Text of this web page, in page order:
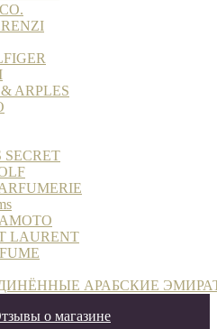
ARPLES
LAURENT
АРАБСКИЕ
о магазине